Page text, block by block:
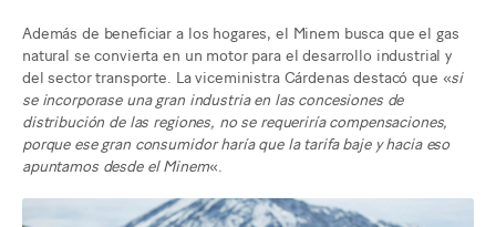
Además de beneficiar a los hogares, el Minem busca que el gas
natural se convierta en un motor para el desarrollo industrial y
del sector transporte. La viceministra Cárdenas destacó que «si
se incorporase una gran industria en las concesiones de
distribución de las regiones, no se requeriría compensaciones,
porque ese gran consumidor haría que la tarifa baje y hacia eso
apuntamos desde el Minem«.